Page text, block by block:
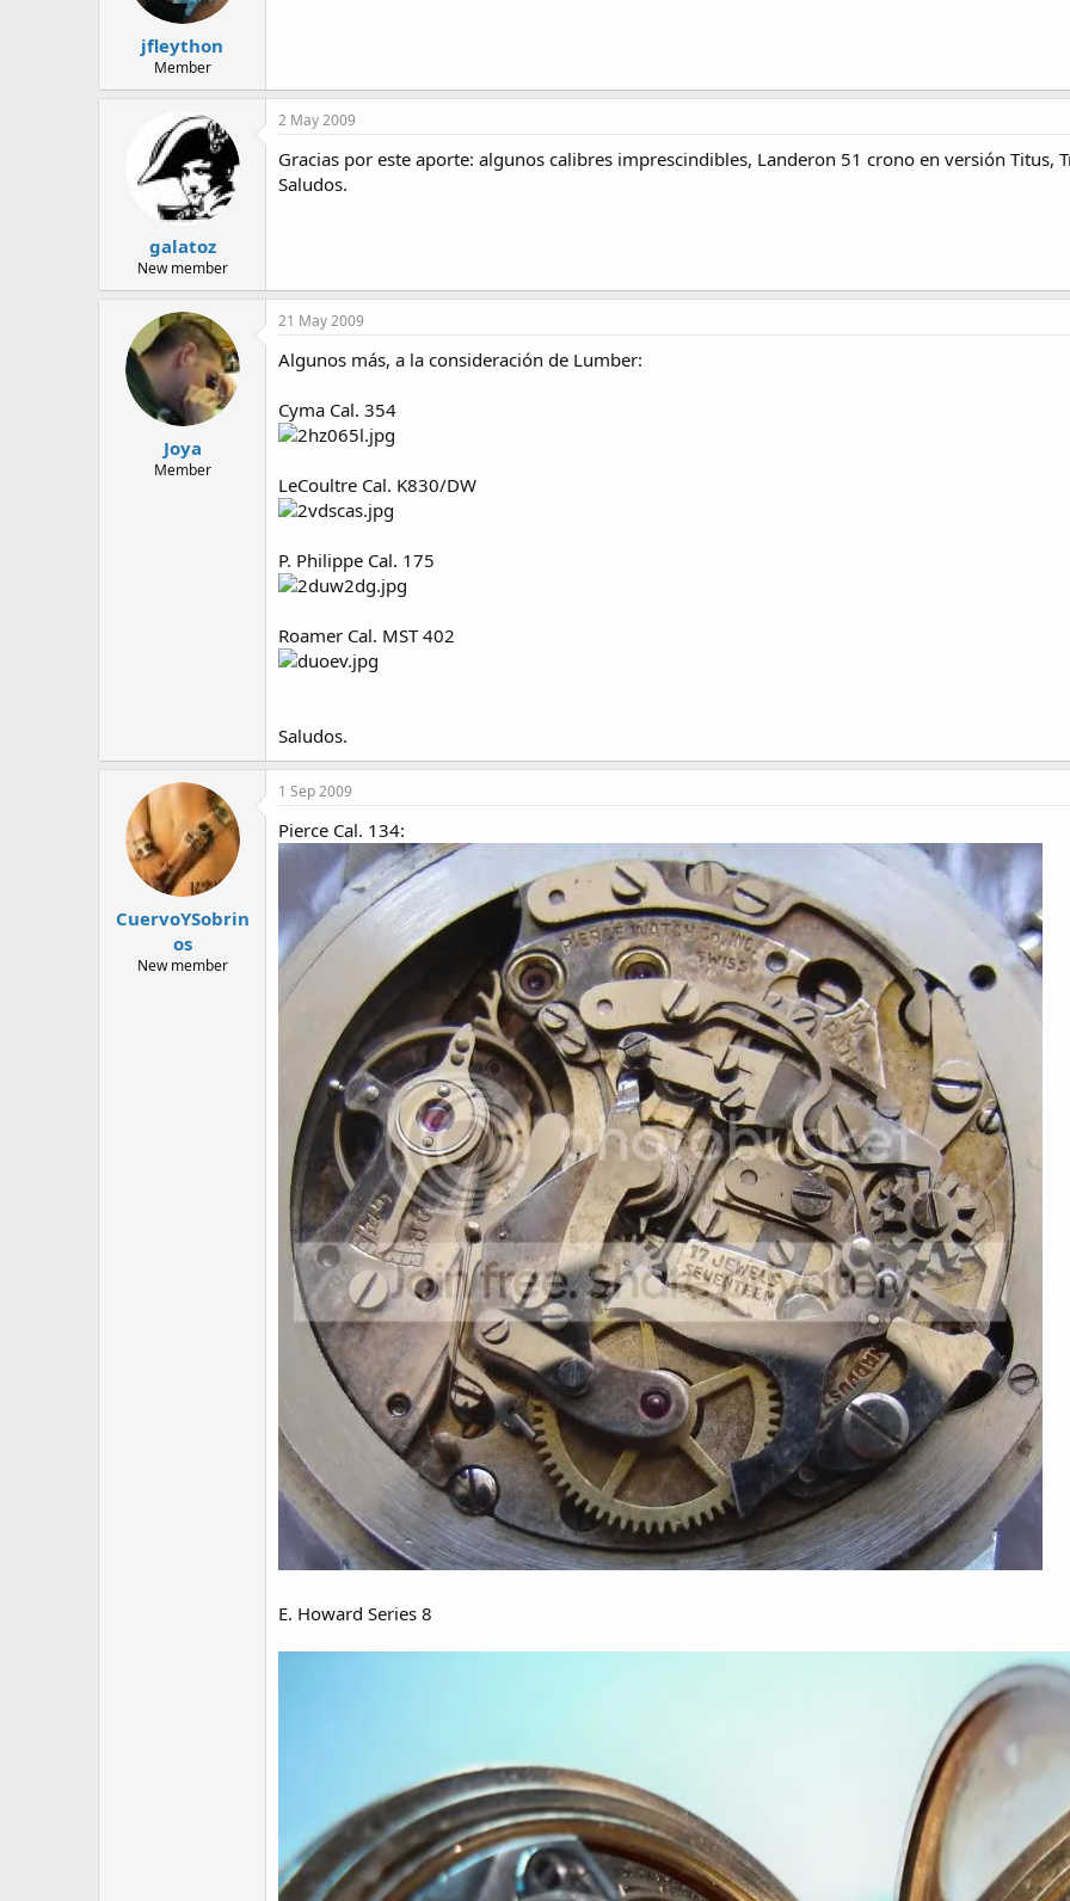
jfleython
Member
galatoz
New member
2 May 2009
Gracias por este aporte: algunos calibres imprescindibles, Landeron 51 crono en versión Titus,
Saludos.
Joya
Member
21 May 2009
Algunos más, a la consideración de Lumber:
Cyma Cal. 354
LeCoultre Cal. K830/DW
P. Philippe Cal. 175
Roamer Cal. MST 402
Saludos.
CuervoYSobrin
os
New member
1 Sep 2009
Pierce Cal. 134:
E. Howard Series 8